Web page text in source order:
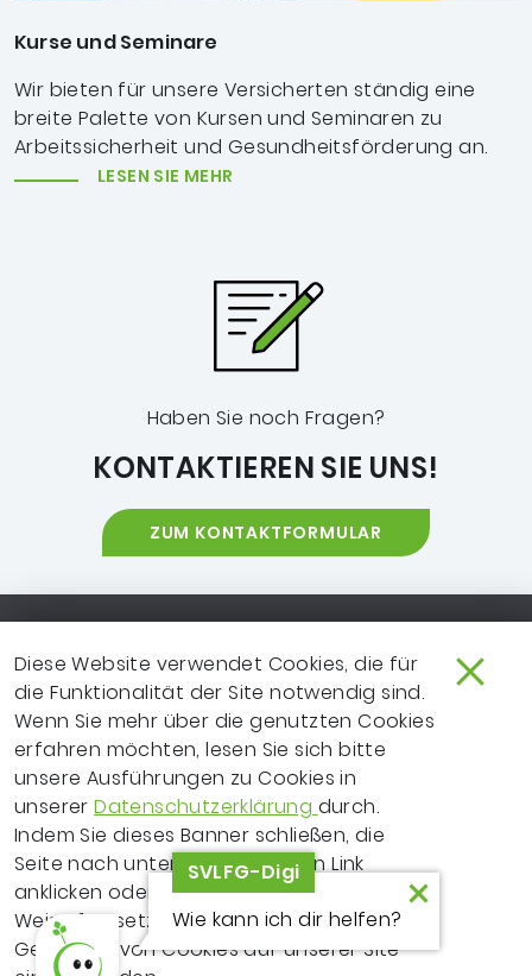
Diese Website verwendet Cookies, die für
die Funktionalität der Site notwendig sind.
Wenn Sie mehr über die genutzten Cookies
erfahren möchten, lesen Sie sich bitte
unsere Ausführungen zu Cookies in
unsererDatenschutzerklärung durch.
Indem Sie dieses Banner schließen, die
Seite nach unten scrollen, einen Link
anklicken oder Ihre Recherche auf andere
Weise fortsetzen, erklären Sie sich mit dem
Gebrauch von Cookies auf unserer Site
Kurse und Seminare
Wir bieten für unsere Versicherten ständig eine
breite Palette von Kursen und Seminaren zu
Arbeitssicherheit und Gesundheitsförderung an.
LESEN SIE MEHR
Haben Sie noch Fragen?
KONTAKTIEREN SIE UNS!
ZUM KONTAKTFORMULAR
Copyrighthinweis
© 2026 Sozialversicherung für Landwirtschaft, Forsten
und Gartenbau (SVLFG)
SO ERREICHEN SIE UNS
EXTRANET
IMPRESSUM
NEWSLETTER
LEICHTE SPRACHE
DATENSCHUTZ
FRAGEN ZUR WEBSITE?
VERTRAGSPARTNER
ERKLÄRUNG ZUR
BARRIEREFREIHEITSVLFG-Digi
Wie kann ich dir helfen?